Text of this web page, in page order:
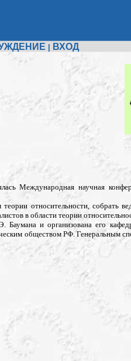
ВХОД
Международная научная
относительности, собрать
в области теории
Баумана и организована его
обществом РФ. Генеральным